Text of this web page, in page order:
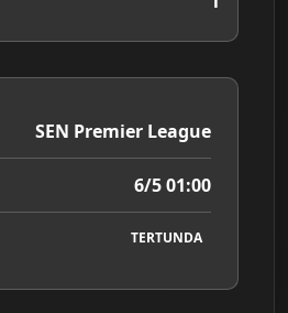
SEN Premier League
6/5 01:00
TERTUNDA